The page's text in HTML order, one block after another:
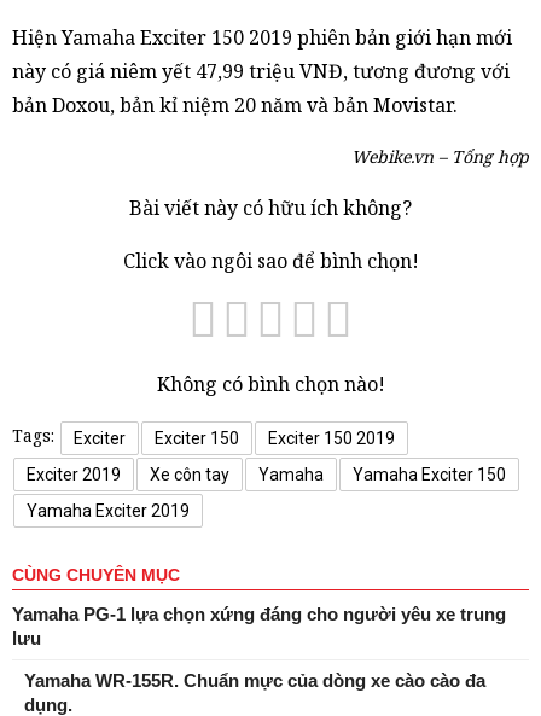
Hiện Yamaha Exciter 150 2019 phiên bản giới hạn mới
này có giá niêm yết 47,99 triệu VNĐ, tương đương với
bản Doxou, bản kỉ niệm 20 năm và bản Movistar.
Webike.vn – Tổng hợp
Bài viết này có hữu ích không?
Click vào ngôi sao để bình chọn!
Không có bình chọn nào!
Tags: Exciter Exciter 150
Exciter 150 2019
Exciter 2019
Xe côn tay Yamaha
Yamaha Exciter 150
Yamaha Exciter 2019
CÙNG CHUYÊN MỤC
Yamaha PG-1 lựa chọn xứng đáng cho người yêu xe trung
lưu
Yamaha WR-155R. Chuẩn mực của dòng xe cào cào đa
dụng.